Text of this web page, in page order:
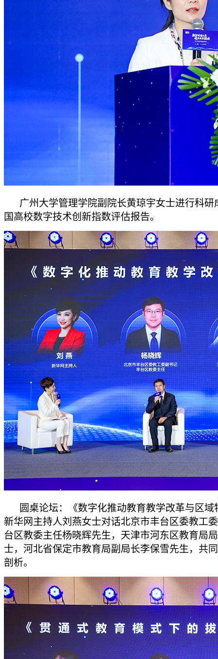
广州大学管理学院副院长黄琼宇女士进行科研
国高校数字技术创新指数评估报告。
圆桌论坛：《数字化推动教育教学改革与区域
新华网主持人刘燕女士对话北京市丰台区委教工
台区教委主任杨晓辉先生，天津市河东区教育局
士，河北省保定市教育局副局长李保雪先生，共
剖析。